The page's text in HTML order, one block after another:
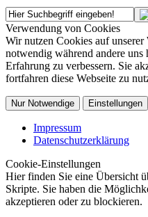
Verwendung von Cookies
Wir nutzen Cookies auf
notwendig während andere uns
Erfahrung zu verbessern. Sie
fortfahren diese Webseite zu
Nur Notwendige Einstellungen
Impressum
Datenschutzerklärung
Cookie-Einstellungen
Hier finden Sie eine Übersicht
Skripte. Sie haben die
akzeptieren oder zu blockieren.